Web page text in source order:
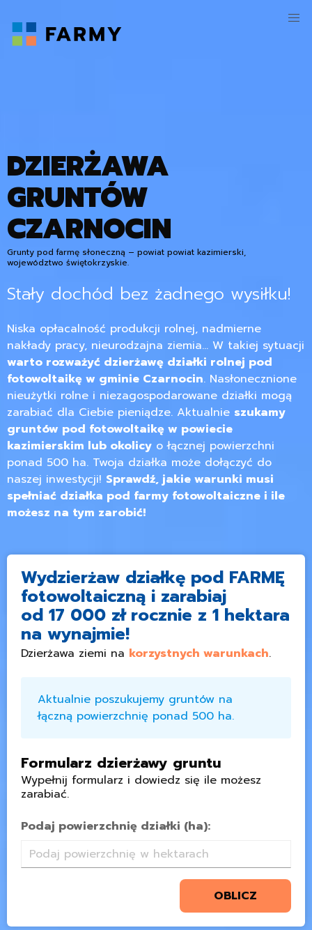
DZIERŻAWA
GRUNTÓW
CZARNOCIN
Grunty pod farmę słoneczną – powiat powiat kazimierski,
województwo świętokrzyskie.
Stały dochód bez żadnego wysiłku!
Niska opłacalność produkcji rolnej, nadmierne
nakłady pracy, nieurodzajna ziemia… W takiej sytuacji
warto rozważyć dzierżawę działki rolnej pod
fotowoltaikę w gminie Czarnocin. Nasłonecznione
nieużytki rolne i niezagospodarowane działki mogą
zarabiać dla Ciebie pieniądze. Aktualnie szukamy
gruntów pod fotowoltaikę w powiecie
kazimierskim lub okolicy o łącznej powierzchni
ponad 500 ha. Twoja działka może dołączyć do
naszej inwestycji! Sprawdź, jakie warunki musi
spełniać działka pod farmy fotowoltaiczne i ile
możesz na tym zarobić!
Wydzierżaw działkę pod FARMĘ
fotowoltaiczną i zarabiaj
od 17 000 zł rocznie z 1 hektara
na wynajmie!
Dzierżawa ziemi na korzystnych warunkach.
Aktualnie poszukujemy gruntów na
łączną powierzchnię ponad 500 ha.
Formularz dzierżawy gruntu
Wypełnij formularz i dowiedz się ile możesz
zarabiać.
Podaj powierzchnię działki (ha):
OBLICZ